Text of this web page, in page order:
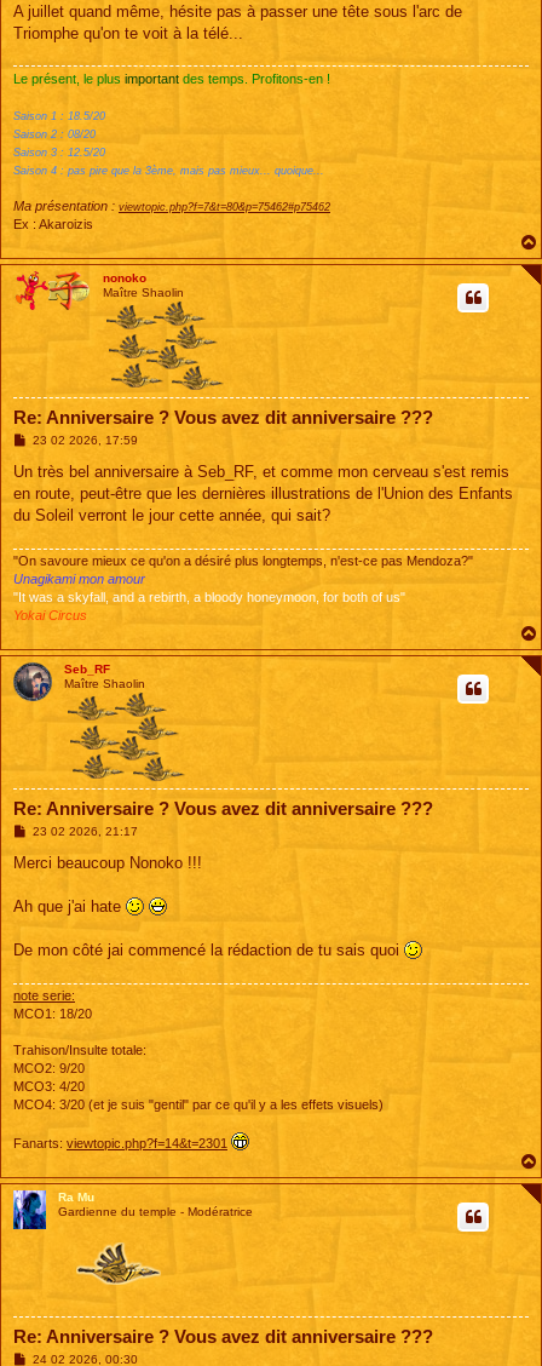
a
g
A juillet quand même, hésite pas à passer une tête sous l'arc de
Triomphe qu'on te voit à la télé...
Le présent, le plus important des temps. Profitons-en !
Saison 1 : 18.5/20
Saison 2 : 08/20
Saison 3 : 12.5/20
Saison 4 : pas pire que la 3ème, mais pas mieux... quoique...
Ma présentation : viewtopic.php?f=7&t=80&p=75462#p75462
Ex : Akaroizis
nonoko
Maître Shaolin
Re: Anniversaire ? Vous avez dit anniversaire ???
M
s
a
g
23 02 2026, 17:59
Un très bel anniversaire à Seb_RF, et comme mon cerveau s'est remis
en route, peut-être que les dernières illustrations de l'Union des Enfants
du Soleil verront le jour cette année, qui sait?
"On savoure mieux ce qu'on a désiré plus longtemps, n'est-ce pas Mendoza?"
Unagikami mon amour
"It was a skyfall, and a rebirth, a bloody honeymoon, for both of us"
Yokai Circus
Seb_RF
Maître Shaolin
Re: Anniversaire ? Vous avez dit anniversaire ???
M
s
g
23 02 2026, 21:17
Merci beaucoup Nonoko !!!
Ah que j'ai hate
De mon côté jai commencé la rédaction de tu sais quoi
note serie:
MCO1: 18/20
Trahison/Insulte totale:
MCO2: 9/20
MCO3: 4/20
MCO4: 3/20 (et je suis "gentil" par ce qu'il y a les effets visuels)
Fanarts: viewtopic.php?f=14&t=2301
Ra Mu
Gardienne du temple - Modératrice
Re: Anniversaire ? Vous avez dit anniversaire ???
M24 02 2026, 00:30